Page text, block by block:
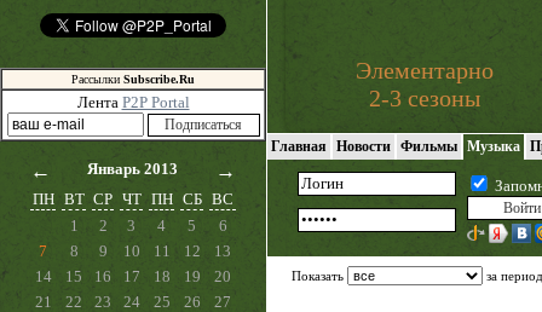
Рассылки Subscribe.Ru
Лента P2P Portal
← Январь 2013 →
ПН ВТ СР ЧТ ПН СБ ВС
1
2 3 4 5
6
7
8 9 10 11 12
13
14
15 16 17 18 19
20
21
22 23 24 25 26
27
Элементарно
2-3 сезоны
Главная Новости Фильмы Музыка
Показать за